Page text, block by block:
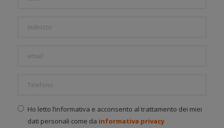
Ho letto l’informativa e acconsento al trattamento dei miei
dati personali come da informativa privacy